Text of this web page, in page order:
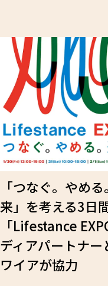
「つなぐ。やめ
来」を考える3日間
「Lifestance
ディアパートナー
ワイアが協力